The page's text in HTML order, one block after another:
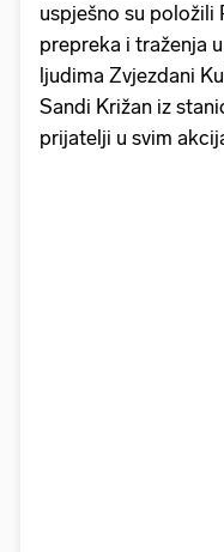
uspješno su položili
prepreka i traženja
ljudima Zvjezdani
Sandi Križan iz
prijatelji u svim